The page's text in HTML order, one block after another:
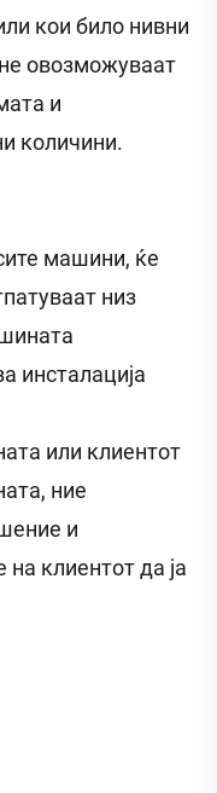
кои било нивни
овозможуваат
и
количини.
машини, ќе
низ
инсталација
или клиентот
ние
и
клиентот да ја